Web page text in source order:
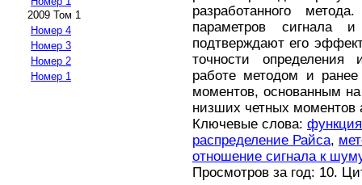
2009 Том 1
Номер 4
Номер 3
Номер 2
Номер 1
разработанного
параметров сигнала
подтверждают его
точности
работе методом и
моментов, основанным
низших четных моментов
Ключевые слова:
распределение Райса,
отношение сигнала к
Просмотров за год: 10.